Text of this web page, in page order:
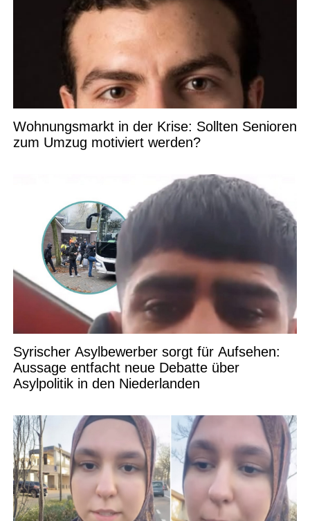
Wohnungsmarkt in der Krise: Sollten Senioren
zum Umzug motiviert werden?
Syrischer Asylbewerber sorgt für Aufsehen:
Aussage entfacht neue Debatte über
Asylpolitik in den Niederlanden